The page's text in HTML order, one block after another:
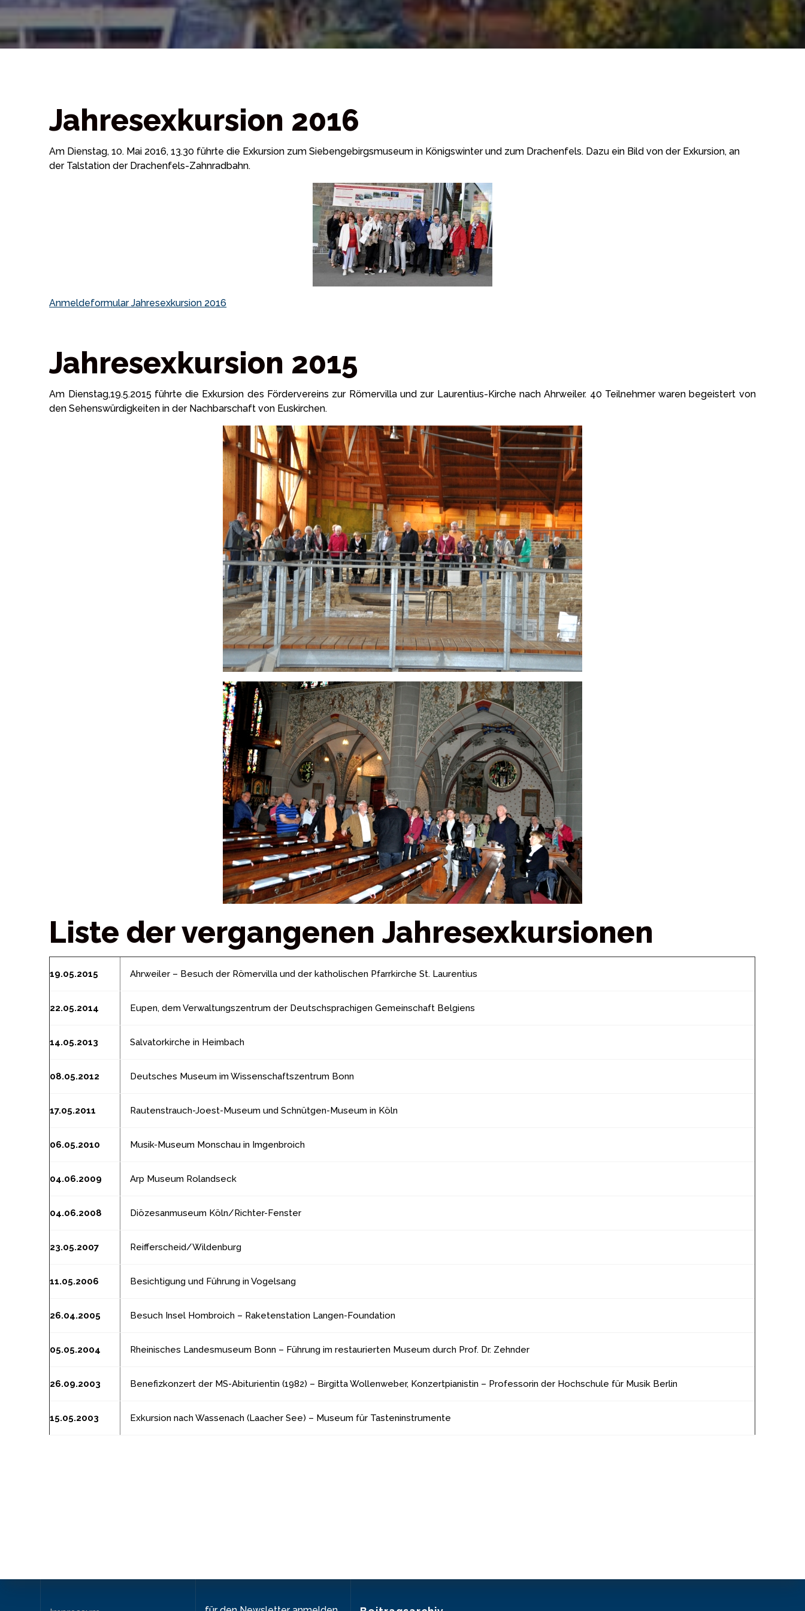
Jahresexkursion 2016
Am Dienstag, 10. Mai 2016, 13.30 führte die Exkursion zum Siebengebirgsmuseum in Königswinter und zum Drachenfels. Dazu ein Bild von der Exkursion, an
der Talstation der Drachenfels-Zahnradbahn.
Anmeldeformular Jahresexkursion 2016
Jahresexkursion 2015
Am Dienstag,19.5.2015 führte die Exkursion des Fördervereins zur Römervilla und zur Laurentius-Kirche nach Ahrweiler. 40 Teilnehmer waren begeistert von
den Sehenswürdigkeiten in der Nachbarschaft von Euskirchen.
Liste der vergangenen Jahresexkursionen
19.05.2015 Ahrweiler – Besuch der Römervilla und der katholischen Pfarrkirche St. Laurentius
22.05.2014 Eupen, dem Verwaltungszentrum der Deutschsprachigen Gemeinschaft Belgiens
14.05.2013 Salvatorkirche in Heimbach
08.05.2012 Deutsches Museum im Wissenschaftszentrum Bonn
17.05.2011 Rautenstrauch-Joest-Museum und Schnütgen-Museum in Köln
06.05.2010 Musik-Museum Monschau in Imgenbroich
04.06.2009 Arp Museum Rolandseck
04.06.2008 Diözesanmuseum Köln/Richter-Fenster
23.05.2007 Reifferscheid/Wildenburg
11.05.2006 Besichtigung und Führung in Vogelsang
26.04.2005 Besuch Insel Hombroich – Raketenstation Langen-Foundation
05.05.2004 Rheinisches Landesmuseum Bonn – Führung im restaurierten Museum durch Prof. Dr. Zehnder
26.09.2003 Benefizkonzert der MS-Abiturientin (1982) – Birgitta Wollenweber, Konzertpianistin – Professorin der Hochschule für Musik Berlin
15.05.2003 Exkursion nach Wassenach (Laacher See) – Museum für Tasteninstrumente